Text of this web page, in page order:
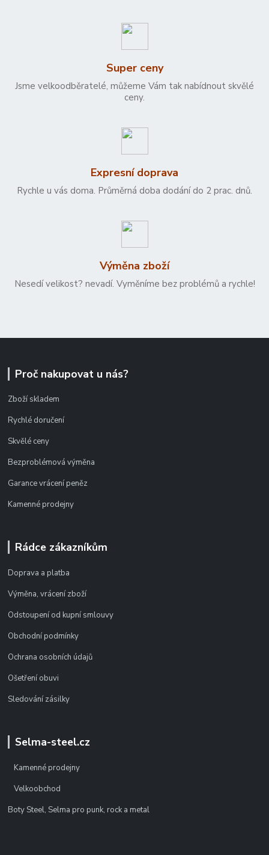
Super ceny
Jsme velkoodběratelé, můžeme Vám tak nabídnout skvělé
ceny.
Expresní doprava
Rychle u vás doma. Průměrná doba dodání do 2 prac. dnů.
Výměna zboží
Nesedí velikost? nevadí. Vyměníme bez problémů a rychle!
Proč nakupovat u nás?
Zboží skladem
Rychlé doručení
Skvělé ceny
Bezproblémová výměna
Garance vrácení peněz
Kamenné prodejny
Rádce zákazníkům
Doprava a platba
Výměna, vrácení zboží
Odstoupení od kupní smlouvy
Obchodní podmínky
Ochrana osobních údajů
Ošetření obuvi
Sledování zásilky
Selma-steel.cz
Kamenné prodejny
Velkoobchod
Boty Steel, Selma pro punk, rock a metal